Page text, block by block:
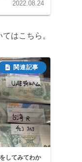
いかかります。流
2022.08.24
はこちら。
してみてわか